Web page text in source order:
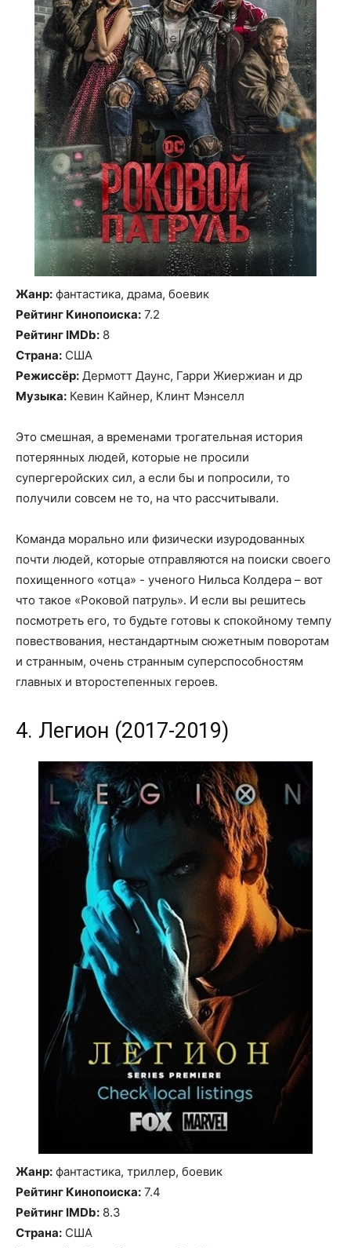
Жанр: фантастика, драма, боевик
Рейтинг Кинопоиска: 7.2
Рейтинг IMDb: 8
Страна: США
Режиссёр: Дермотт Даунс, Гарри Жиержиан и др
Музыка: Кевин Кайнер, Клинт Мэнселл
Это смешная, а временами трогательная история
потерянных людей, которые не просили
супергеройских сил, а если бы и попросили, то
получили совсем не то, на что рассчитывали.
Команда морально или физически изуродованных
почти людей, которые отправляются на поиски своего
похищенного «отца» - ученого Нильса Колдера – вот
что такое «Роковой патруль». И если вы решитесь
посмотреть его, то будьте готовы к спокойному темпу
повествования, нестандартным сюжетным поворотам
и странным, очень странным суперспособностям
главных и второстепенных героев.
4. Легион (2017-2019)
Жанр: фантастика, триллер, боевик
Рейтинг Кинопоиска: 7.4
Рейтинг IMDb: 8.3
Страна: США